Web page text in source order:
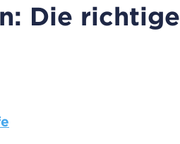
Die richtige